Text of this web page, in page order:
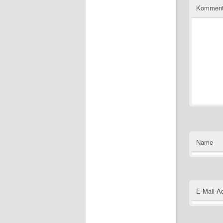
Name
E-Mail-